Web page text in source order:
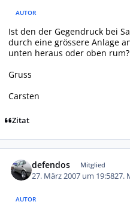
AUTOR
Ist den der Gegendruck bei
durch eine grössere Anlage
unten heraus oder oben rum?
Gruss
Carsten
Zitat
defendos Mitglied
27. März 2007 um 19:5827.
AUTOR